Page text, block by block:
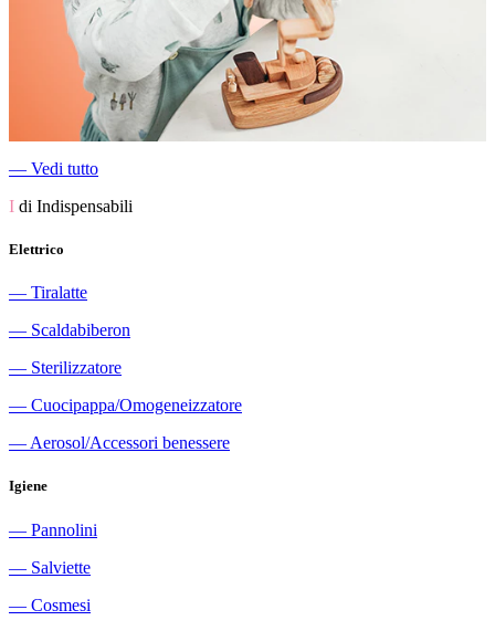
― Vedi tutto
I di Indispensabili
Elettrico
― Tiralatte
― Scaldabiberon
― Sterilizzatore
― Cuocipappa/Omogeneizzatore
― Aerosol/Accessori benessere
Igiene
― Pannolini
― Salviette
― Cosmesi